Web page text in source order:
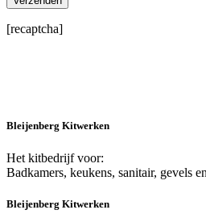
[recaptcha]
Bleijenberg Kitwerken
Het kitbedrijf voor:
Badkamers, keukens, sanitair, gevels
Bleijenberg Kitwerken